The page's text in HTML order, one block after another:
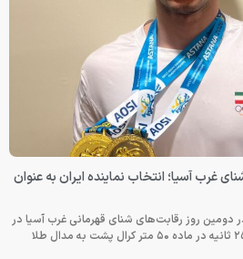
غرب آسیا؛ انتخاب نماینده ایران به عنوان
دومین روز رقابت‌های شنای قهرمانی غرب آسیا در